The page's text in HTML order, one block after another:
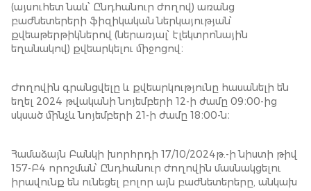
(այսուհետ նաև՝ Ընդհանուր ժողով) առանց
բաժնետերերի ֆիզիկական ներկայության՝
քվեաթերթիկներով (ներառյալ՝ էլեկտրոնային
եղանակով) քվեարկելու միջոցով։
Ժողովին գրանցվելը և քվեարկությունը հասանելի են
եղել 2024 թվականի նոյեմբերի 12-ի ժամը 09։00-ից
սկսած մինչև նոյեմբերի 21-ի ժամը 18։00-ն։
Համաձայն Բանկի խորհրդի 17/10/2024թ.-ի նիստի թիվ
157-Բ4 որոշման՝ Ընդհանուր ժողովին մասնակցելու
իրավունք են ունեցել բոլոր այն բաժնետերերը, անկախ